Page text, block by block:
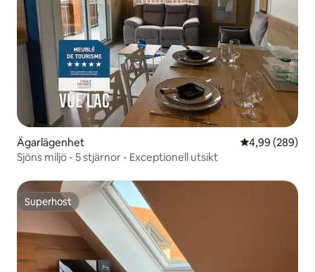
Ägarlägenhet 4,99 av 5 i
4,99 (289)
Sjöns miljö - 5 stjärnor - Exceptionell utsikt
Superhost
Superhost